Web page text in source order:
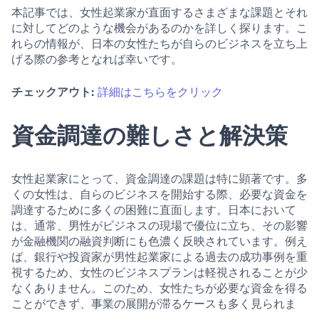
本記事では、女性起業家が直面するさまざまな課題とそれ
に対してどのような機会があるのかを詳しく探ります。こ
れらの情報が、日本の女性たちが自らのビジネスを立ち上
げる際の参考となれば幸いです。
チェックアウト: 詳細はこちらをクリック
資金調達の難しさと解決策
女性起業家にとって、資金調達の課題は特に顕著です。多
くの女性は、自らのビジネスを開始する際、必要な資金を
調達するために多くの困難に直面します。日本において
は、通常、男性がビジネスの現場で優位に立ち、その影響
が金融機関の融資判断にも色濃く反映されています。例え
ば、銀行や投資家が男性起業家による過去の成功事例を重
視するため、女性のビジネスプランは軽視されることが少
なくありません。このため、女性たちが必要な資金を得る
ことができず、事業の展開が滞るケースも多く見られま